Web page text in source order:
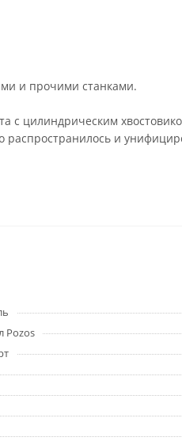
и прочими станками.
с цилиндрическим
и
Pozos